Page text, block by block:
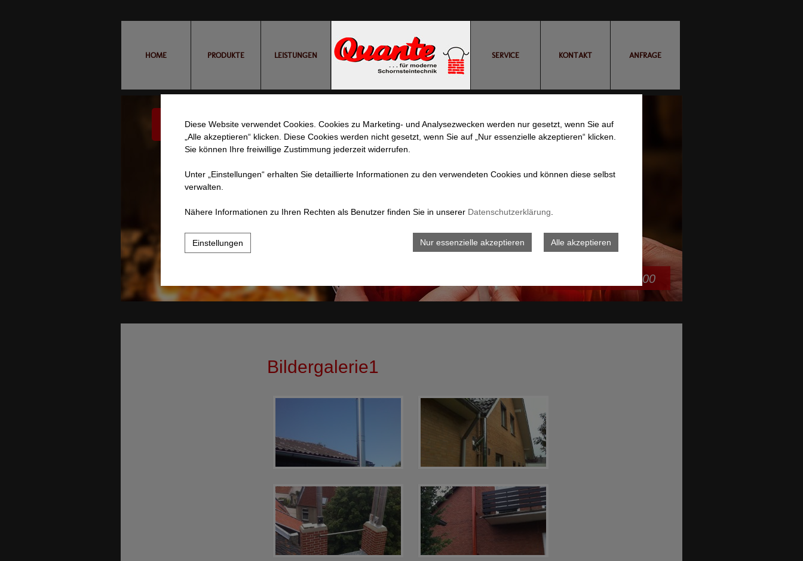
HOME PRODUKTE LEISTUNGEN BILDER LEISTUNG BILDER AUFBAU SERVICE KONTAKT ANFRAGE
+49 511 978 500
Kontakt
Bildergalerie1
Diese Website verwendet Cookies. Cookies zu Marketing- und Analysezwecken werden nur gesetzt, wenn Sie auf
„Alle akzeptieren“ klicken. Diese Cookies werden nicht gesetzt, wenn Sie auf „Nur essenzielle akzeptieren“ klicken.
Sie können Ihre freiwillige Zustimmung jederzeit widerrufen.
Unter „Einstellungen“ erhalten Sie detaillierte Informationen zu den verwendeten Cookies und können diese selbst
verwalten.
Nähere Informationen zu Ihren Rechten als Benutzer finden Sie in unserer Datenschutzerklärung
Alle akzeptieren
Nur essenzielle akzeptieren
Einstellungen